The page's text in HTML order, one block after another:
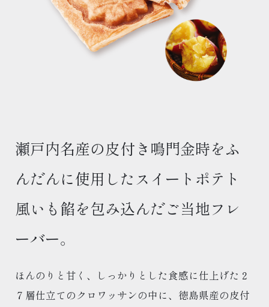
瀬戸内名産の皮付き鳴門金時をふ
んだんに使用したスイートポテト
風いも餡を包み込んだご当地フレ
ーバー。
ほんのりと甘く、しっかりとした食感に仕上げた２
７層仕立てのクロワッサンの中に、徳島県産の皮付